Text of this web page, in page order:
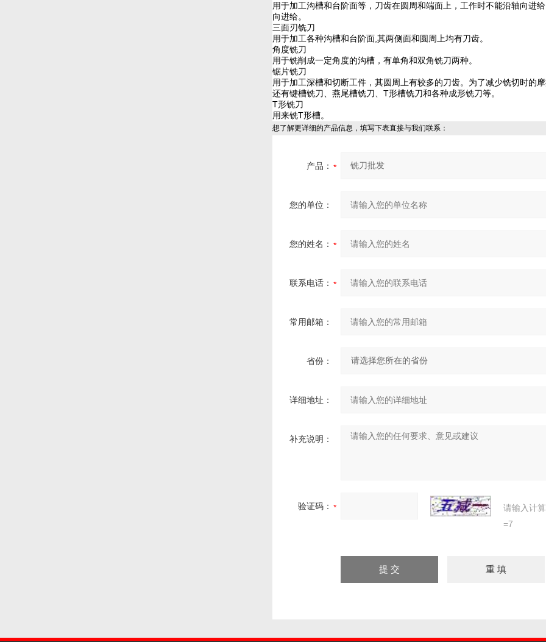
用于加工沟槽和台阶面等，刀齿在圆周和端面上，工作时不能沿轴向进
向进给。
三面刃铣刀
用于加工各种沟槽和台阶面,其两侧面和圆周上均有刀齿。
角度铣刀
用于铣削成一定角度的沟槽，有单角和双角铣刀两种。
锯片铣刀
用于加工深槽和切断工件，其圆周上有较多的刀齿。为了减少铣切时的
还有键槽铣刀、燕尾槽铣刀、T形槽铣刀和各种成形铣刀等。
T形铣刀
用来铣T形槽。
想了解更详细的产品信息，填写下表直接与我们联系：
产品：
您的单位：
您的姓名：
联系电话：
常用邮箱：
省份：
详细地址：
补充说明：
验证码：
请输入计
=7